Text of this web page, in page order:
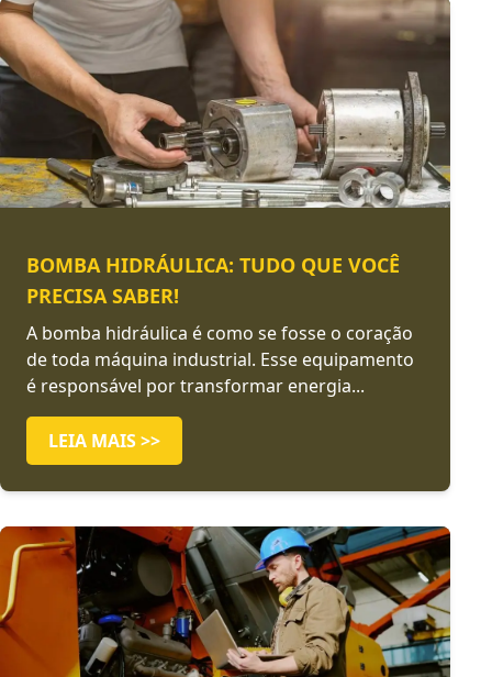
BOMBA HIDRÁULICA: TUDO QUE VOCÊ
PRECISA SABER!
A bomba hidráulica é como se fosse o coração
de toda máquina industrial. Esse equipamento
é responsável por transformar energia...
LEIA MAIS >>